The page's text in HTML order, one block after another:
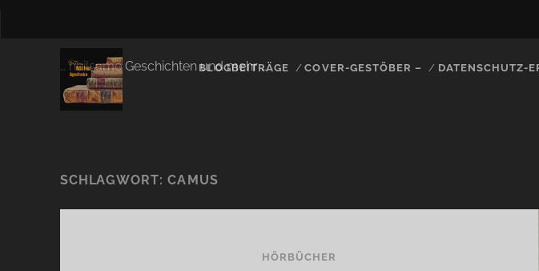
… heilsame Geschichten und mehr …
BLOGBEITRÄGE COVER-GESTÖBER – DATENSCHUTZ-
SCHLAGWORT:CAMUS
HÖRBÜCHER